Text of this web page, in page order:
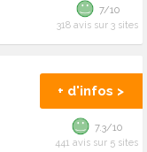
7/10
318 avis sur 3 sites
+ d'infos >
7.3/10
441 avis sur 5 sites